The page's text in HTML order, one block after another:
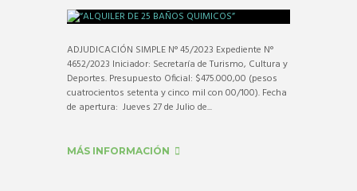
ADJUDICACIÓN SIMPLE N° 45/2023 Expediente N°
4652/2023 Iniciador: Secretaría de Turismo, Cultura y
Deportes. Presupuesto Oficial: $475.000,00 (pesos
cuatrocientos setenta y cinco mil con 00/100). Fecha
de apertura: Jueves 27 de Julio de...
MÁS INFORMACIÓN